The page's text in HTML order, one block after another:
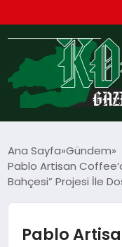
TEKNOLOJI
Ana Sayfa Gündem
Pablo Artisan
Bahçesi” Projesi İle
Pablo